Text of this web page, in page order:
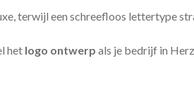
terwijl een schreefloos lettertype
het logo ontwerp als je bedrijf in